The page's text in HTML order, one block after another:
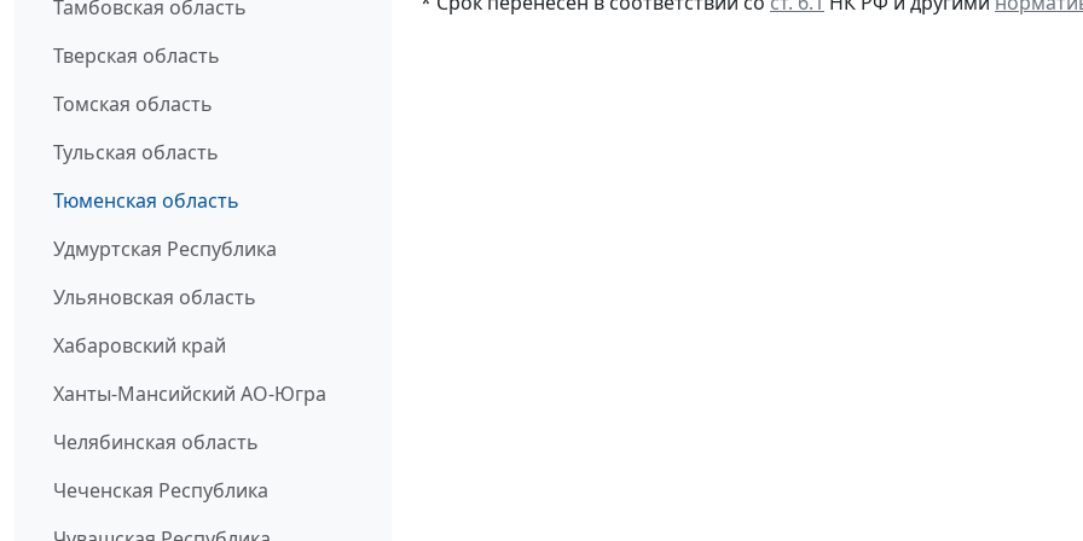
Тамбовская область
Тверская область
Томская область
Тульская область
Тюменская область
Удмуртская Республика
Ульяновская область
Хабаровский край
Ханты-Мансийский АО-Югра
Челябинская область
Чеченская Республика